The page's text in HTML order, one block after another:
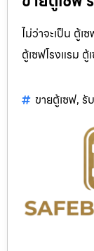
ไม่ว่าจะเป็น ตู้
ตู้เซฟโรงแรม
ขายตู้เซฟ, รั